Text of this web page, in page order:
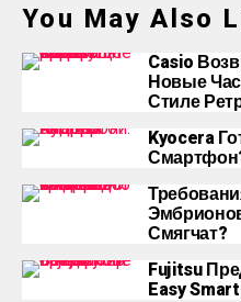
You May Also
Casio
Новые
Стиле
Kyocera
Смягчат?
Fujitsu
Easy